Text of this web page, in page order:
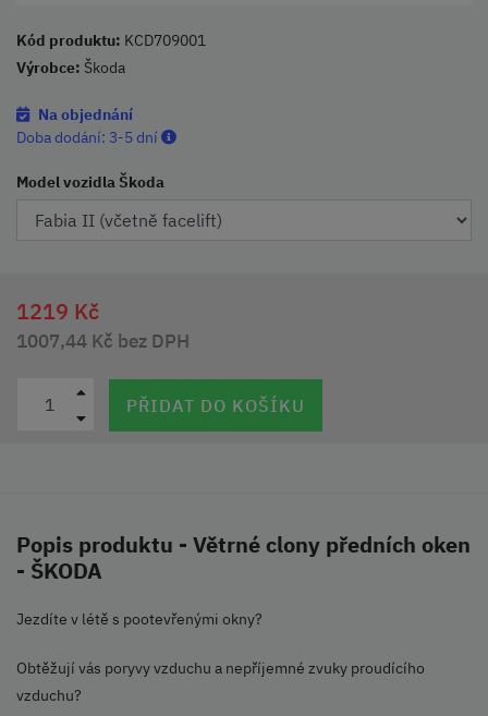
Kód produktu: KCD709001
Výrobce: Škoda
Na objednání
Doba dodání: 3-5 dní
Model vozidla Škoda
1219 Kč
1007,44 Kč bez DPH
PŘIDAT DO KOŠÍKU
Popis produktu - Větrné clony předních oken
- ŠKODA
Jezdíte v létě s pootevřenými okny?
Obtěžují vás poryvy vzduchu a nepříjemné zvuky proudícího
vzduchu?